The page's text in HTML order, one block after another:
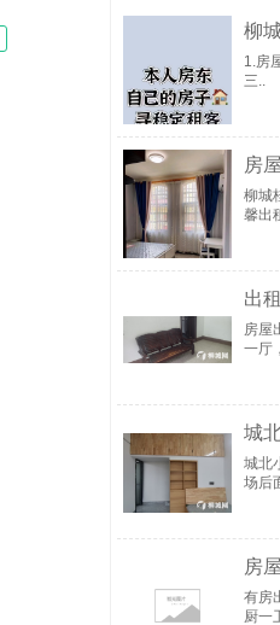
柳
1.房
三..
房
柳城
馨出
出租
房屋
一厅
城
城北
场后
房
有房
厨一